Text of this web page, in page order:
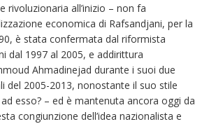
rivoluzionaria all’inizio – non fa
economica di Rafsandjani, per la
è stata confermata dal riformista
dal 1997 al 2005, e addirittura
Ahmadinejad durante i suoi due
del 2005-2013, nonostante il suo stile
esso? – ed è mantenuta ancora oggi da
congiunzione dell’idea nazionalista e